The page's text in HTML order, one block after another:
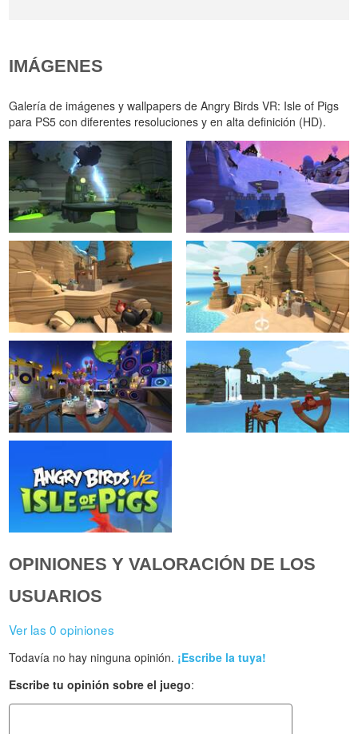
IMÁGENES
Galería de imágenes y wallpapers de Angry Birds VR: Isle of Pigs
para PS5 con diferentes resoluciones y en alta definición (HD).
OPINIONES Y VALORACIÓN DE LOS
USUARIOS
Ver las 0 opiniones
Todavía no hay ninguna opinión. ¡Escribe la tuya!
Escribe tu opinión sobre el juego: